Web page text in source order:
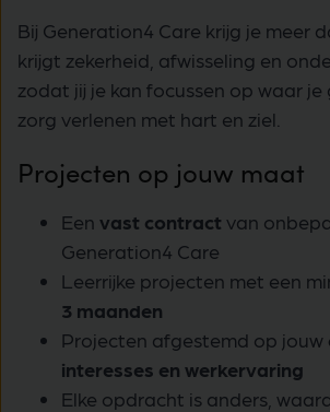
Bij Generation4 Care krijg je meer
krijgt zekerheid, afwisseling en
zodat jij je kan focussen op waar je
zorg verlenen met hart en ziel.
Projecten op jouw maat
Een vast contract van
Generation4 Care
Leerrijke projecten met een
3 maanden
Projecten afgestemd op jouw
interesses en werkervaring
Elke opdracht is anders,